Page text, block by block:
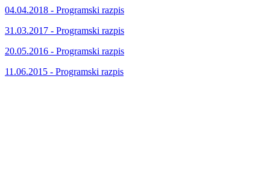
04.04.2018 - Programski razpis
31.03.2017 - Programski razpis
20.05.2016 - Programski razpis
11.06.2015 - Programski razpis